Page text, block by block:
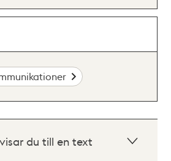
du till en text